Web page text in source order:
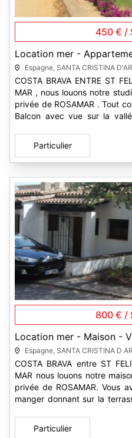
450 € /
Location mer -
Espagne, SANTA CRISTINA
COSTA BRAVA ENTRE ST FELIU DE GUIXOL ET TOSSA DE
MAR , nous louons notre studio de vacances dans la crique
privée de ROSAMAR . Tout confort, télé française, 2/3 pers .
Balcon avec vue sur la vallée , site boisée pins, plage a
Particulier
800 € /
Location mer - Maison -
Espagne, SANTA CRISTINA D
COSTA BRAVA entre ST
MAR nous louons notre maison de vacances dans la crique
privée de ROSAMAR. Vous avez une cuisine, séjour salle a
manger donnant sur la terrasse avec vue sur la vallée ,télé
Particulier